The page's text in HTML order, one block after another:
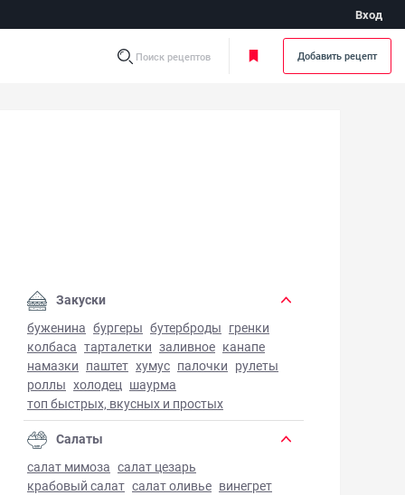
Вход
Поиск рецептов Добавить рецепт
печенье к чаю - фото готового блюда
Закуски
буженина бургеры бутерброды гренки
колбаса тарталетки заливное канапе
намазки паштет хумус палочки рулеты
роллы холодец шаурма
топ быстрых, вкусных и простых
Салаты
салат мимоза салат цезарь
крабовый салат салат оливье винегрет